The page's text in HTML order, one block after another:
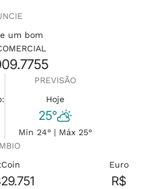
um bom
PREVISÃO
Hoje
25°
Min 24° | Máx 25°
Euro
R$